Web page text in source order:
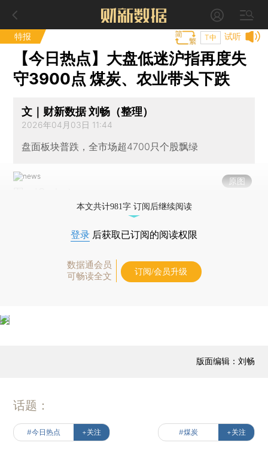
特报 试听
T中
【今日热点】大盘低迷沪指再度失
守3900点 煤炭、农业带头下跌
文｜财新数据 刘畅（整理）
2026年04月03日 11:44
盘面板块普跌，全市场超4700只个股飘绿
原图
本文共计981字 订阅后继续阅读
登录 后获取已订阅的阅读权限
数据通会员
可畅读全文
订阅/会员升级
版面编辑：刘畅
话题：
#今日热点 +关注 #煤炭 +关注